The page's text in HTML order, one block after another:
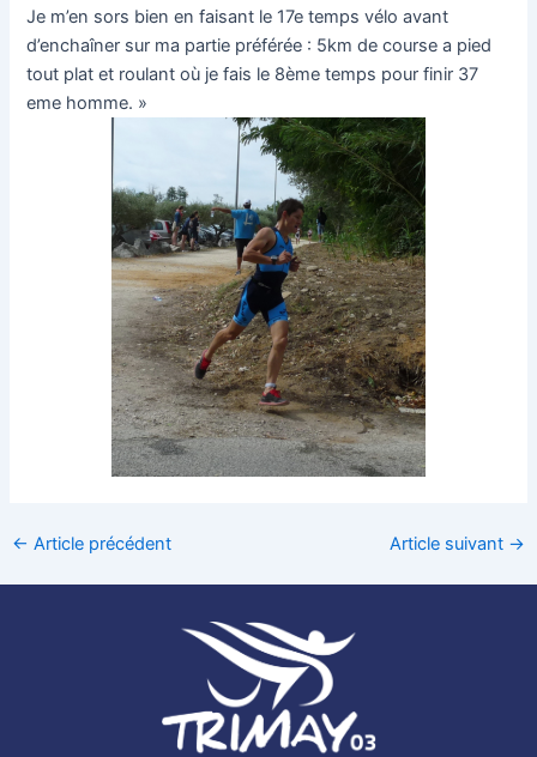
Je m’en sors bien en faisant le 17e temps vélo avant
d’enchaîner sur ma partie préférée : 5km de course a pied
tout plat et roulant où je fais le 8ème temps pour finir 37
eme homme. »
← Article précédent Article suivant →